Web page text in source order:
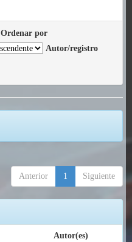
Ordenar por
Autor/registro
Anterior 1 Siguiente
Autor(es)